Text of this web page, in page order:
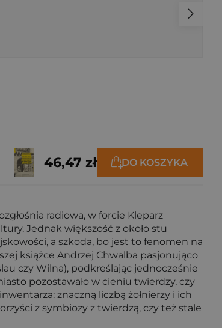
46,47 zł DO KOSZYKA
radiowa, w forcie Kleparz
Jednak większość z około stu
a szkoda, bo jest to fenomen na
książce Andrzej Chwalba pasjonująco
czy Wilna), podkreślając jednocześnie
pozostawało w cieniu twierdzy, czy
znaczną liczbą żołnierzy i ich
z symbiozy z twierdzą, czy też stale